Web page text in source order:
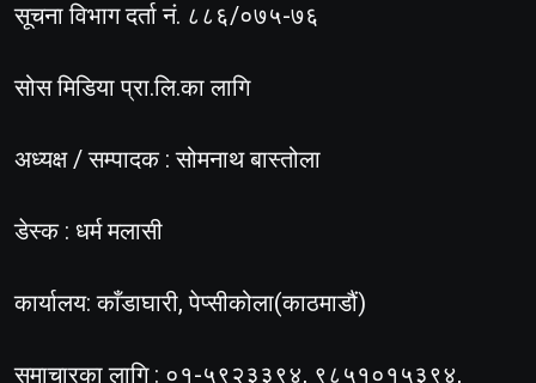
सूचना विभाग दर्ता नं. ८८६/०७५-७६
सोस मिडिया प्रा.लि.का लागि
अध्यक्ष / सम्पादक : सोमनाथ बास्तोला
डेस्क : धर्म मलासी
कार्यालय: काँडाघारी, पेप्सीकोला(काठमाडौं)
समाचारका लागि : ०१-५९२३३९४, ९८५१०१५३९४,